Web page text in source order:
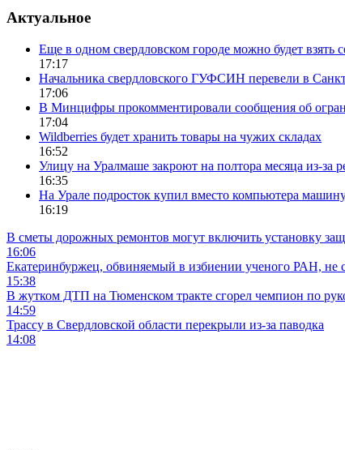
Актуальное
Еще в одном свердловском городе можно будет взять
17:17
Начальника свердловского ГУФСИН перевели в
17:06
В Минцифры прокомментировали сообщения об
17:04
Wildberries будет хранить товары на чужих складах
16:52
Улицу на Уралмаше закроют на полтора месяца из-за
16:35
На Урале подросток купил вместо компьютера
16:19
В сметы дорожных ремонтов могут включить установку
16:06
Екатеринбуржец, обвиняемый в избиении ученого РАН, не
15:38
В жутком ДТП на Тюменском тракте сгорел чемпион по
14:59
Трассу в Свердловской области перекрыли из-за паводка
14:08